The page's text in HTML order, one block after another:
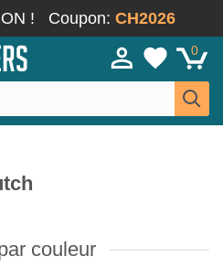
! Coupon: CH2026
0
couleur